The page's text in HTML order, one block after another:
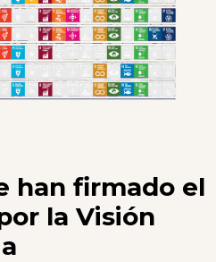
han firmado el
la Visión